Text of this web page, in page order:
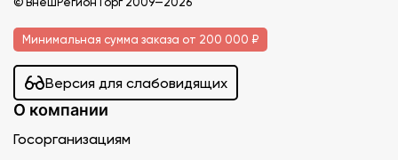
Минимальная сумма заказа от 200 000 ₽
Версия для слабовидящих
О компании
Госорганизациям